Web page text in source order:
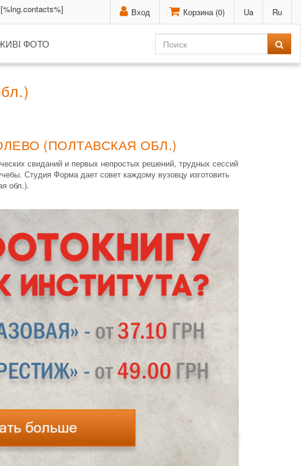
Вход Корзина (0) Ua Ru
[%lng.contacts%]
ФОТО
(ПОЛТАВСКАЯ ОБЛ.)
свиданий и первых непростых решений, трудных сессий
Студия Форма дает совет каждому вузовцу изготовить
обл.).